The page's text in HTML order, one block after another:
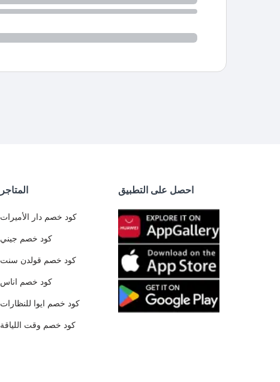
المتاجر
كود خصم دار الأميرات
كود خصم جيني
كود خصم قولدن سنت
كود خصم اناس
كود خصم ايوا للنظارات
كود خصم وقت اللياقة
احصل على التطبيق